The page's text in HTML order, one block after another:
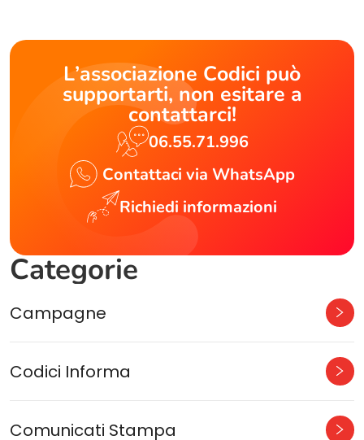
L’associazione Codici può
supportarti, non esitare a
contattarci!
06.55.71.996
Contattaci via WhatsApp
Richiedi informazioni
Categorie
Campagne
Codici Informa
Comunicati Stampa